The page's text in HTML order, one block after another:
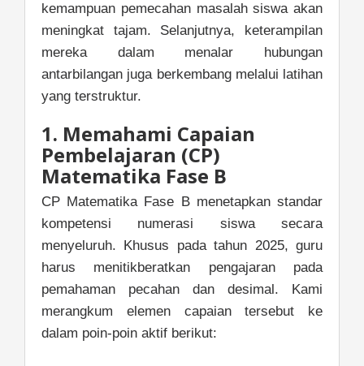
kemampuan pemecahan masalah siswa akan
meningkat tajam. Selanjutnya, keterampilan
mereka dalam menalar hubungan
antarbilangan juga berkembang melalui latihan
yang terstruktur.
1. Memahami Capaian
Pembelajaran (CP)
Matematika Fase B
CP Matematika Fase B menetapkan standar
kompetensi numerasi siswa secara
menyeluruh. Khusus pada tahun 2025, guru
harus menitikberatkan pengajaran pada
pemahaman pecahan dan desimal. Kami
merangkum elemen capaian tersebut ke
dalam poin-poin aktif berikut: